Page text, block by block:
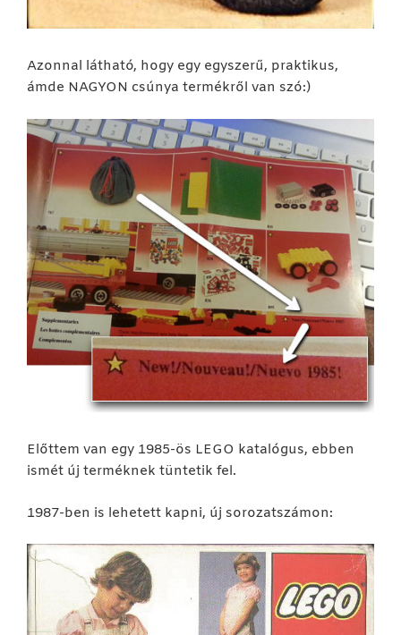
Azonnal látható, hogy egy egyszerű, praktikus,
ámde NAGYON csúnya termékről van szó:)
Előttem van egy 1985-ös LEGO katalógus, ebben
ismét új terméknek tüntetik fel.
1987-ben is lehetett kapni, új sorozatszámon: